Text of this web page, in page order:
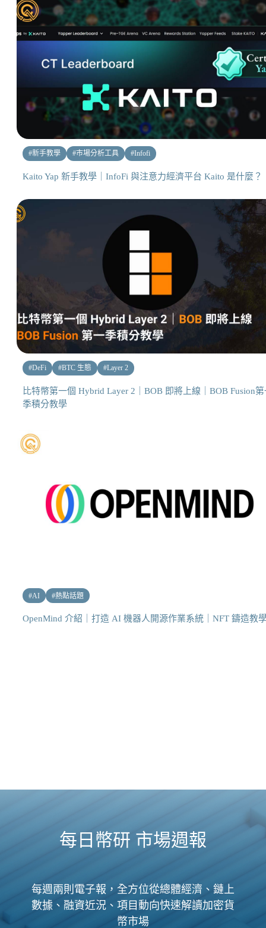
#新手教學 #市場分析工具 #Infofi
Kaito Yap 新手教學｜InfoFi 與注意力經濟平台 Kaito 是什麼？
#DeFi #BTC 生態 #Layer 2
比特幣第一個 Hybrid Layer 2｜BOB 即將上線｜BOB Fusion第
季積分教學
#AI #熱點話題
OpenMind 介紹｜打造 AI 機器人開源作業系統｜NFT 鑄造教
每日幣研 市場週報
每週兩則電子報，全方位從總體經濟、鏈上
數據、融資近況、項目動向快速解讀加密貨
幣市場